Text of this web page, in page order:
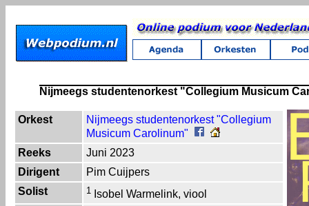
Nijmeegs studentenorkest "Collegium Musicum
Orkest
Nijmeegs studentenorkest "Collegium
Musicum Carolinum"
Reeks
Juni 2023
Dirigent
Pim Cuijpers
Solist
1
Isobel Warmelink, viool